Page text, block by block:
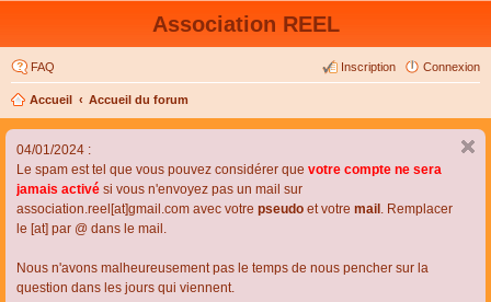
Association REEL
FAQ Connexion
Inscription
Accueil Accueil du forum
04/01/2024 :
Le spam est tel que vous pouvez considérer que votre compte ne sera
jamais activé si vous n'envoyez pas un mail sur
association.reel[at]gmail.com avec votre pseudo et votre mail . Remplacer
le [at] par @ dans le mail.
Nous n'avons malheureusement pas le temps de nous pencher sur la
question dans les jours qui viennent.